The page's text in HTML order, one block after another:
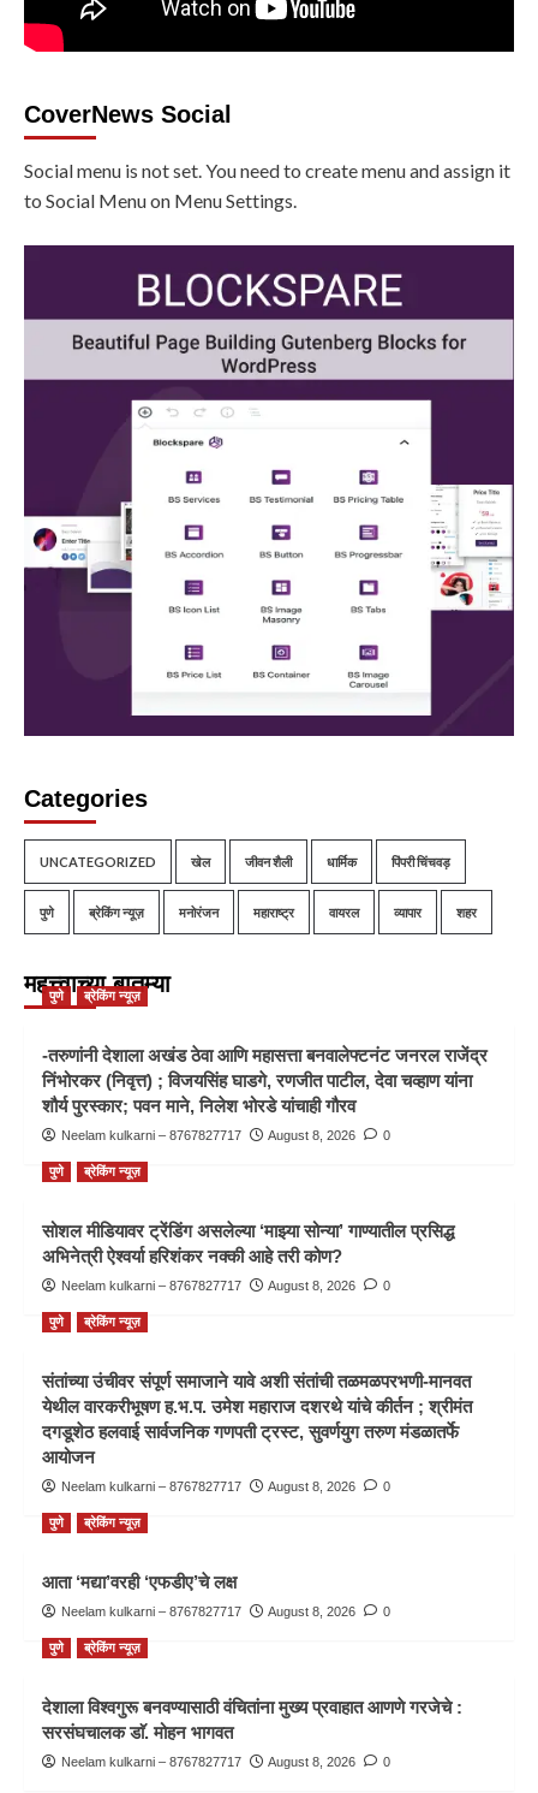
CoverNews Social
Social menu is not set. You need to create menu and assign it
to Social Menu on Menu Settings.
Categories
UNCATEGORIZED खेल जीवन शैली धार्मिक पिंपरी चिंचवड़
पुणे ब्रेकिंग न्यूज़ मनोरंजन महाराष्ट्र वायरल व्यापार शहर
महत्त्वाच्या बातम्या
पुणे ब्रेकिंग न्यूज़
-तरुणांनी देशाला अखंड ठेवा आणि महासत्ता बनवालेफ्टनंट जनरल राजेंद्र
निंभोरकर (निवृत्त) ; विजयसिंह घाडगे, रणजीत पाटील, देवा चव्हाण यांना
शौर्य पुरस्कार; पवन माने, निलेश भोरडे यांचाही गौरव
Neelam kulkarni – 8767827717 August 8, 2026 0
पुणे ब्रेकिंग न्यूज़
सोशल मीडियावर ट्रेंडिंग असलेल्या ‘माझ्या सोन्या’ गाण्यातील प्रसिद्ध
अभिनेत्री ऐश्वर्या हरिशंकर नक्की आहे तरी कोण?
Neelam kulkarni – 8767827717 August 8, 2026 0
पुणे ब्रेकिंग न्यूज़
संतांच्या उंचीवर संपूर्ण समाजाने यावे अशी संतांची तळमळपरभणी-मानवत
येथील वारकरीभूषण ह.भ.प. उमेश महाराज दशरथे यांचे कीर्तन ; श्रीमंत
दगडूशेठ हलवाई सार्वजनिक गणपती ट्रस्ट, सुवर्णयुग तरुण मंडळातर्फे
आयोजन
Neelam kulkarni – 8767827717 August 8, 2026 0
पुणे ब्रेकिंग न्यूज़
आता ‘मद्या’वरही ‘एफडीए’चे लक्ष
Neelam kulkarni – 8767827717 August 8, 2026 0
पुणे ब्रेकिंग न्यूज़
देशाला विश्वगुरू बनवण्यासाठी वंचितांना मुख्य प्रवाहात आणणे गरजेचे :
सरसंघचालक डाॅ. मोहन भागवत
Neelam kulkarni – 8767827717 August 8, 2026 0